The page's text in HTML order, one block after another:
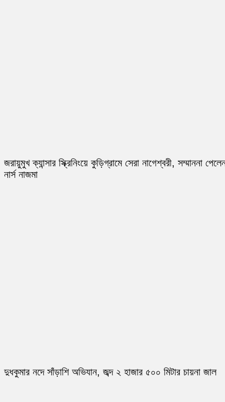
জরায়ুমুখ ক্যান্সার স্ক্রিনিংয়ে কুড়িগ্রামে সেরা নাগেশ্বরী, সম্মাননা
নার্স নাজমা
দুধকুমার নদে সাঁড়াশি অভিযান, জব্দ ২ হাজার ৫০০ মিটার চায়না জাল